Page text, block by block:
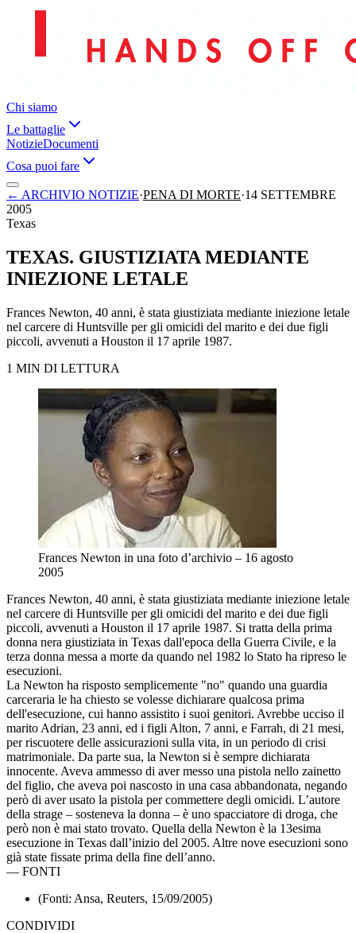
Chi siamo
Le battaglie
NotizieDocumenti
Cosa puoi fare
← ARCHIVIO NOTIZIE·PENA DI MORTE·14 SETTEMBRE
2005
Texas
TEXAS. GIUSTIZIATA MEDIANTE
INIEZIONE LETALE
Frances Newton, 40 anni, è stata giustiziata mediante iniezione letale
nel carcere di Huntsville per gli omicidi del marito e dei due figli
piccoli, avvenuti a Houston il 17 aprile 1987.
1 MIN DI LETTURA
Frances Newton in una foto d’archivio – 16 agosto
2005
Frances Newton, 40 anni, è stata giustiziata mediante iniezione letale
nel carcere di Huntsville per gli omicidi del marito e dei due figli
piccoli, avvenuti a Houston il 17 aprile 1987. Si tratta della prima
donna nera giustiziata in Texas dall'epoca della Guerra Civile, e la
terza donna messa a morte da quando nel 1982 lo Stato ha ripreso le
esecuzioni.
La Newton ha risposto semplicemente "no" quando una guardia
carceraria le ha chiesto se volesse dichiarare qualcosa prima
dell'esecuzione, cui hanno assistito i suoi genitori. Avrebbe ucciso il
marito Adrian, 23 anni, ed i figli Alton, 7 anni, e Farrah, di 21 mesi,
per riscuotere delle assicurazioni sulla vita, in un periodo di crisi
matrimoniale. Da parte sua, la Newton si è sempre dichiarata
innocente. Aveva ammesso di aver messo una pistola nello zainetto
del figlio, che aveva poi nascosto in una casa abbandonata, negando
però di aver usato la pistola per commettere degli omicidi. L’autore
della strage – sosteneva la donna – è uno spacciatore di droga, che
però non è mai stato trovato. Quella della Newton è la 13esima
esecuzione in Texas dall’inizio del 2005. Altre nove esecuzioni sono
già state fissate prima della fine dell’anno.
— FONTI
(Fonti: Ansa, Reuters, 15/09/2005)
CONDIVIDI